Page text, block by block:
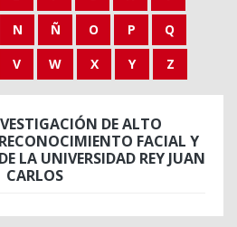
N Ñ O P
Q
V W X Y Z
DE ALTO
FACIAL Y
LA UNIVERSIDAD REY JUAN
CARLOS